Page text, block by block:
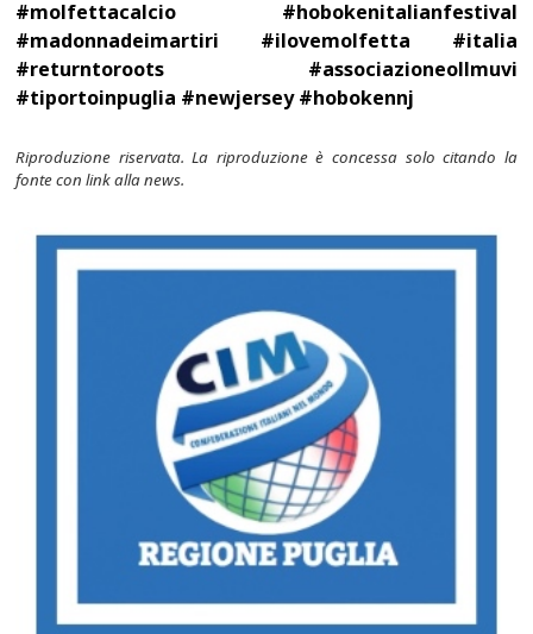
#molfettacalcio #hobokenitalianfestival
#madonnadeimartiri #ilovemolfetta #italia
#returntoroots #associazioneollmuvi
#tiportoinpuglia #newjersey #hobokennj
Riproduzione riservata. La riproduzione è concessa solo citando la
fonte con link alla news.